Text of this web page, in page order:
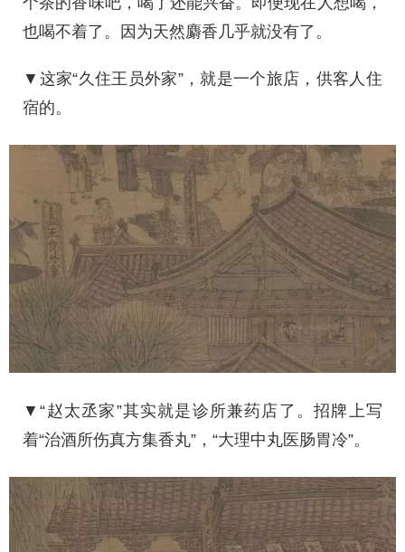
也喝不着了。因为天然麝香几乎就没有了。
▼这家“久住王员外家”，就是一个旅店，供客人住
宿的。
▼“赵太丞家”其实就是诊所兼药店了。招牌上写
着“治酒所伤真方集香丸”，“大理中丸医肠胃冷”。